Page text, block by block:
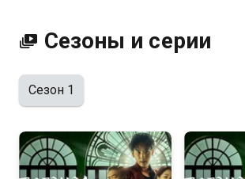
можете совершенно бесплатно в
качестве на Казахтелеком
Сезоны и серии
Сезон 1